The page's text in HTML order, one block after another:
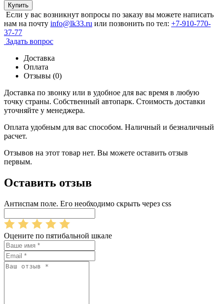
Купить
Если у вас возникнут вопросы по заказу вы можете написать
нам на почту info@lk33.ru или позвонить по тел: +7-910-770-
37-77
Задать вопрос
Доставка
Оплата
Отзывы (0)
Доставка по звонку или в удобное для вас время в любую
точку страны. Собственный автопарк. Стоимость доставки
уточняйте у менеджера.
Оплата удобным для вас способом. Наличный и безналичный
расчет.
Отзывов на этот товар нет. Вы можете оставить отзыв
первым.
Оставить отзыв
Антиспам поле. Его необходимо скрыть через css
Оцените по пятибальной шкале